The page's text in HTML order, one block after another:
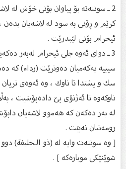
2 ـ سوننەتە بۆ پیاوان بۆنی خۆش لە
كرێم و ڕۆنی بە سود لە لاشەیان بدەن ،
ئیحرام بۆنی لێبدرێت .
3 ـ دوای ئەوە جلی ئیحرام لەبەر
سپییه یەكەمیان دەوترێت (ردا‌ء) كە
سك و پشتدا تا ناوك ، وە ئەوەی تریان
ناوكەوە تا ئەژنۆی پێ‌ دادەپۆشیت ،
لە بەر دەكەن كە هەموو لاشەیان
رومەتیان نەبێت .
[ وە سوننەت وایە لە (ذو الـحليفة)
شوێنێكی موبارەكە ] .